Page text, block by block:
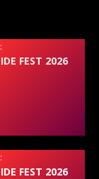
FEST 2026
FEST 2026